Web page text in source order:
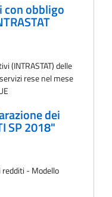
obbligo
(INTRASTAT) delle
rese nel mese
dei
SP 2018"
redditi - Modello